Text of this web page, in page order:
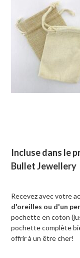
Incluse dans le
Bullet Jewellery
Recevez avec votre
d'oreilles ou d'un
pochette en coton
pochette complète
offrir à un être cher!